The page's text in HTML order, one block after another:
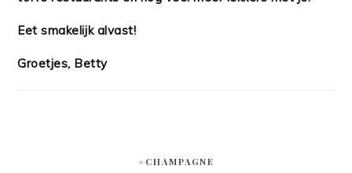
Eet smakelijk alvast!
Groetjes, Betty
#CHAMPAGNE